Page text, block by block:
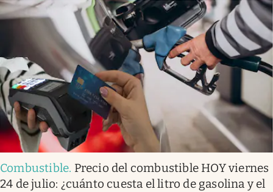
Combustible. Precio del combustible HOY viernes
24 de julio: ¿cuánto cuesta el litro de gasolina y el